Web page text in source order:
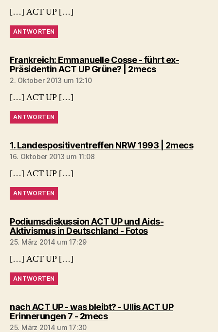
[…] ACT UP […]
ANTWORTEN
Frankreich: Emmanuelle Cosse - führt ex-
Präsidentin ACT UP Grüne? | 2mecssagt:
2. Oktober 2013 um 12:10
[…] ACT UP […]
ANTWORTEN
1. Landespositiventreffen NRW 1993 | 2mecssagt:
16. Oktober 2013 um 11:08
[…] ACT UP […]
ANTWORTEN
Podiumsdiskussion ACT UP und Aids-
Aktivismus in Deutschland - Fotossagt:
25. März 2014 um 17:29
[…] ACT UP […]
ANTWORTEN
nach ACT UP - was bleibt? - Ullis ACT UP
Erinnerungen 7 - 2mecssagt:
25. März 2014 um 17:30